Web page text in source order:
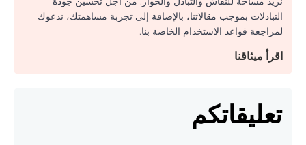
التبادلات بموجب مقالاتنا، بالإضافة إلى تجربة مساهمتك، ندعوك
لمراجعة قواعد الاستخدام الخاصة بنا.
اقرأ ميثاقنا
تعليقاتكم